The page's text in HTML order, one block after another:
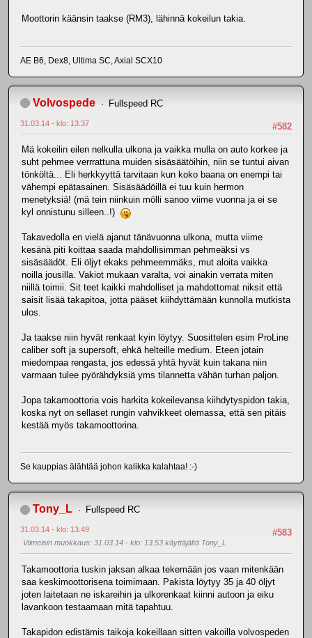
Moottorin käänsin taakse (RM3), lähinnä kokeilun takia.
AE B6, Dex8, Ultima SC, Axial SCX10
Volvospede Fullspeed RC
#582
31.03.14 - klo: 13.37
Mä kokeilin eilen nelkulla ulkona ja vaikka mulla on auto korkee ja
suht pehmee verrrattuna muiden sisäsäätöihin, niin se tuntui aivan
tönköltä... Eli herkkyyttä tarvitaan kun koko baana on enempi tai
vähempi epätasainen. Sisäsäädöillä ei tuu kuin hermon
menetyksiä! (mä tein niinkuin mölli sanoo viime vuonna ja ei se
kyl onnistunu silleen..!)
Takavedolla en vielä ajanut tänävuonna ulkona, mutta viime
kesänä piti koittaa saada mahdollisimman pehmeäksi vs
sisäsäädöt. Eli öljyt ekaks pehmeemmäks, mut aloita vaikka
noilla jousilla. Vakiot mukaan varalta, voi ainakin verrata miten
niillä toimii. Sit teet kaikki mahdolliset ja mahdottomat niksit että
saisit lisää takapitoa, jotta pääset kiihdyttämään kunnolla mutkista
ulos.
Ja taakse niin hyvät renkaat kyin löytyy. Suosittelen esim ProLine
caliber soft ja supersoft, ehkä helteille medium. Eteen jotain
miedompaa rengasta, jos edessä yhtä hyvät kuin takana niin
varmaan tulee pyörähdyksiä yms tilannetta vähän turhan paljon.
Jopa takamoottoria vois harkita kokeilevansa kiihdytyspidon takia,
koska nyt on sellaset rungin vahvikkeet olemassa, että sen pitäis
kestää myös takamoottorina.
Se kauppias älähtää johon kalikka kalahtaa! :-)
Tony_L Fullspeed RC
#583
31.03.14 - klo: 13.49
Viimeisin muokkaus: 31.03.14 - klo: 13.53 käyttäjältä Tony_L
Takamoottoria tuskin jaksan alkaa tekemään jos vaan mitenkään
saa keskimoottorisena toimimaan. Pakista löytyy 35 ja 40 öljyt
joten laitetaan ne iskareihin ja ulkorenkaat kiinni autoon ja eiku
lavankoon testaamaan mitä tapahtuu.
Takapidon edistämis taikoja kokeillaan sitten vakoilla volvospeden